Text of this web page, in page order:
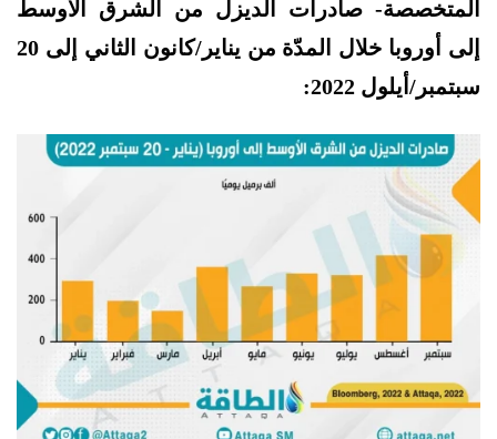
المتخصصة- صادرات الديزل من الشرق الأوسط
إلى أوروبا خلال المدّة من يناير/كانون الثاني إلى 20
سبتمبر/أيلول 2022: